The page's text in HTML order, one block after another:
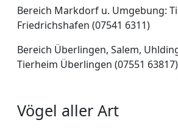
Bereich Markdorf u. Umgebung:
Friedrichshafen (07541 6311)
Bereich Überlingen, Salem,
Tierheim Überlingen (07551 63817)
Vögel aller Art